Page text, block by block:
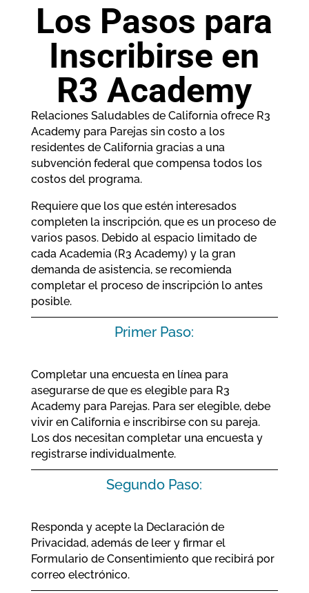
Los Pasos para
Inscribirse en
R3 Academy
Relaciones Saludables de California ofrece R3
Academy para Parejas sin costo a los
residentes de California gracias a una
subvención federal que compensa todos los
costos del programa.
Requiere que los que estén interesados
completen la inscripción, que es un proceso de
varios pasos. Debido al espacio limitado de
cada Academia (R3 Academy) y la gran
demanda de asistencia, se recomienda
completar el proceso de inscripción lo antes
posible.
Primer Paso:
Completar una encuesta en línea para
asegurarse de que es elegible para R3
Academy para Parejas. Para ser elegible, debe
vivir en California e inscribirse con su pareja.
Los dos necesitan completar una encuesta y
registrarse individualmente.
Segundo Paso:
Responda y acepte la Declaración de
Privacidad, además de leer y firmar el
Formulario de Consentimiento que recibirá por
correo electrónico.